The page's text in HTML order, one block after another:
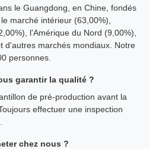
le Guangdong, en Chine, fondés
marché intérieur (63,00%),
l'Amérique du Nord (9,00%),
d'autres marchés mondiaux. Notre
personnes.
garantir la qualité ?
de pré-production avant la
effectuer une inspection
chez nous ?